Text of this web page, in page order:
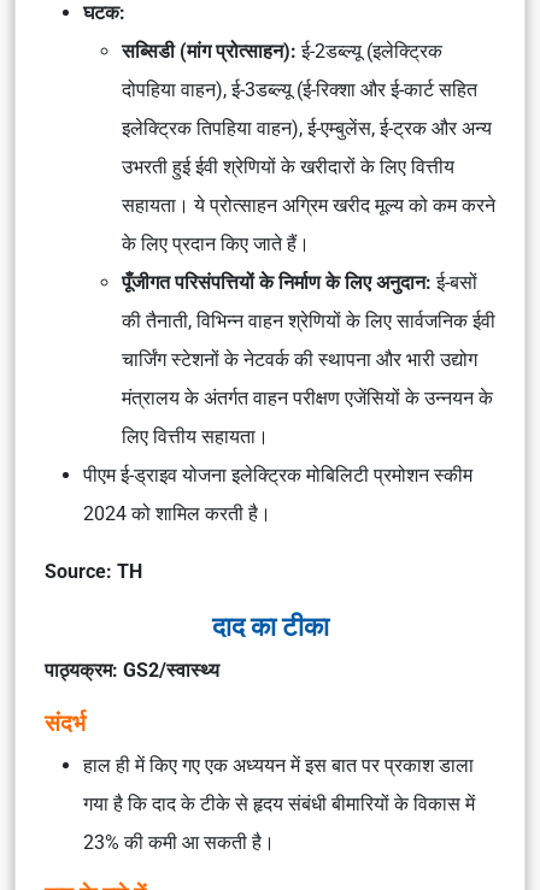
घटक:
सब्सिडी (मांग प्रोत्साहन):ई-2डब्ल्यू (इलेक्ट्रिक
दोपहिया वाहन), ई-3डब्ल्यू (ई-रिक्शा और ई-कार्ट सहित
इलेक्ट्रिक तिपहिया वाहन), ई-एम्बुलेंस, ई-ट्रक और अन्य
उभरती हुई ईवी श्रेणियों के खरीदारों के लिए वित्तीय
सहायता। ये प्रोत्साहन अग्रिम खरीद मूल्य को कम करने
के लिए प्रदान किए जाते हैं।
पूँजीगत परिसंपत्तियों के निर्माण के लिए अनुदान:ई-बसों
की तैनाती, विभिन्न वाहन श्रेणियों के लिए सार्वजनिक ईवी
चार्जिंग स्टेशनों के नेटवर्क की स्थापना और भारी उद्योग
मंत्रालय के अंतर्गत वाहन परीक्षण एजेंसियों के उन्नयन के
लिए वित्तीय सहायता।
पीएम ई-ड्राइव योजना इलेक्ट्रिक मोबिलिटी प्रमोशन स्कीम
2024 को शामिल करती है।
Source: TH
दाद का टीका
पाठ्यक्रम: GS2/स्वास्थ्य
संदर्भ
हाल ही में किए गए एक अध्ययन में इस बात पर प्रकाश डाला
गया है कि दाद के टीके से हृदय संबंधी बीमारियों के विकास में
23% की कमी आ सकती है।